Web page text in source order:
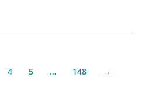
4 5 … 148 →